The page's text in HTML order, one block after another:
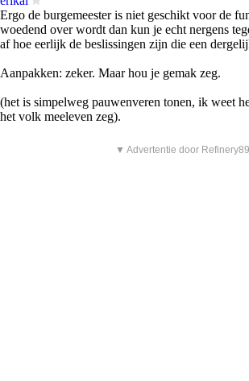
Ergo de burgemeester is niet geschikt voor de
woedend over wordt dan kun je echt nergens
af hoe eerlijk de beslissingen zijn die een
Aanpakken: zeker. Maar hou je gemak zeg.
(het is simpelweg pauwenveren tonen, ik weet
het volk meeleven zeg).
▼ Advertentie door Refinery89